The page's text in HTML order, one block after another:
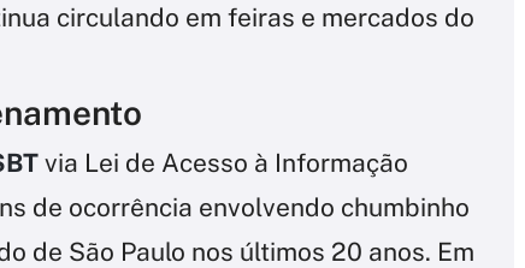
circulando em feiras e mercados do
via Lei de Acesso à Informação
de ocorrência envolvendo chumbinho
de São Paulo nos últimos 20 anos. Em